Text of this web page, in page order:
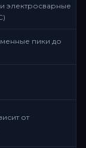
электросварные
пики до
от